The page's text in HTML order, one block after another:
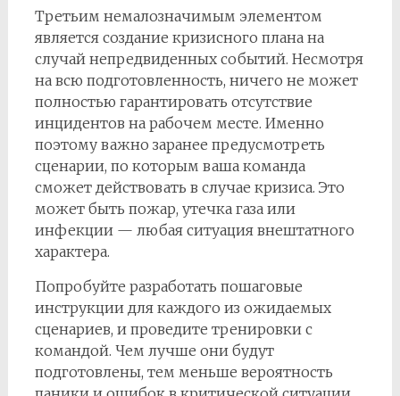
Третьим немалозначимым элементом
является создание кризисного плана на
случай непредвиденных событий. Несмотря
на всю подготовленность, ничего не может
полностью гарантировать отсутствие
инцидентов на рабочем месте. Именно
поэтому важно заранее предусмотреть
сценарии, по которым ваша команда
сможет действовать в случае кризиса. Это
может быть пожар, утечка газа или
инфекции — любая ситуация внештатного
характера.
Попробуйте разработать пошаговые
инструкции для каждого из ожидаемых
сценариев, и проведите тренировки с
командой. Чем лучше они будут
подготовлены, тем меньше вероятность